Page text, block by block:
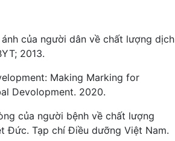
của người dân về chất lượng dịch
2013.
Making Marking for
Devolopment. 2020.
của người bệnh về chất lượng
Đức. Tạp chí Điều dưỡng Việt Nam.